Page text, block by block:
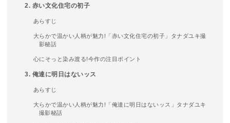
2. 赤い文化住宅の初子
あらすじ
大らかで温かい人柄が魅力!「赤い文化住宅の初子」タナダユキ撮
影秘話
心にそっと染み渡る!今作の注目ポイント
3. 俺達に明日はないッス
あらすじ
大らかで温かい人柄が魅力!「俺達に明日はないッス」タナダユキ
撮影秘話